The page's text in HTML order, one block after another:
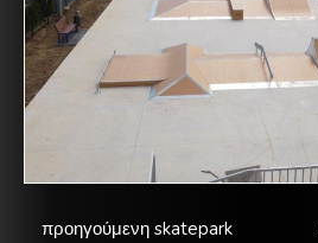
προηγούμενη skatepark